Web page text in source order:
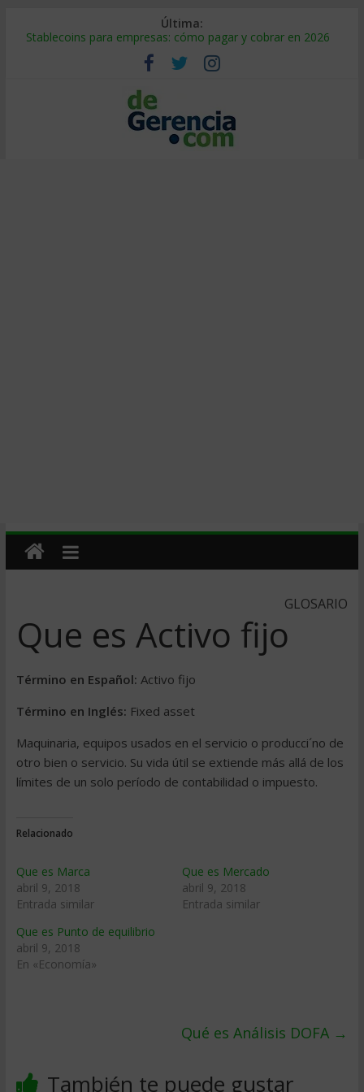
Última:
Stablecoins para empresas: cómo pagar y cobrar en 2026
Despido silencioso: qué es y por qué sale tan caro
IA en selección de personal: cómo auditarla a tiempo
Trabajo forzoso en la cadena de suministro: qué hacer
Mercado hispano de EE. UU.: cómo segmentarlo y venderle
GLOSARIO
Que es Activo fijo
Término en Español: Activo fijo
Término en Inglés: Fixed asset
Maquinaria, equipos usados en el servicio o producci´no de
otro bien o servicio. Su vida útil se extiende más allá de los
límites de un solo período de contabilidad o impuesto.
Relacionado
Que es Marca
abril 9, 2018
Entrada similar
Que es Mercado
abril 9, 2018
Entrada similar
Que es Punto de equilibrio
abril 9, 2018
En «Economía»
Qué es Análisis DOFA →
También te puede gustar